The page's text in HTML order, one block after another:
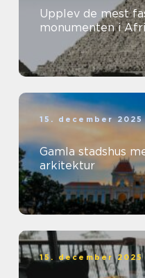
Upplev de mest
monumenten i
15. december 2025
Gamla stadshus
arkitektur
15. december 2025